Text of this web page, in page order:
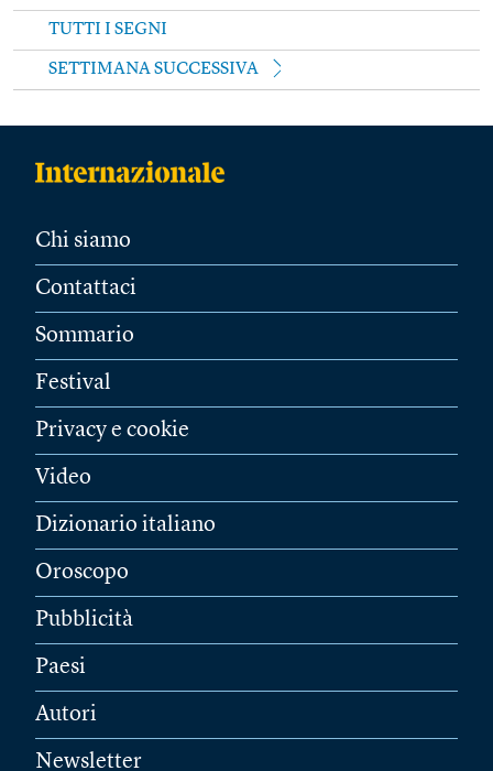
TUTTI I SEGNI
SETTIMANA SUCCESSIVA
Chi siamo
Contattaci
Sommario
Festival
Privacy e cookie
Video
Dizionario italiano
Oroscopo
Pubblicità
Paesi
Autori
Newsletter